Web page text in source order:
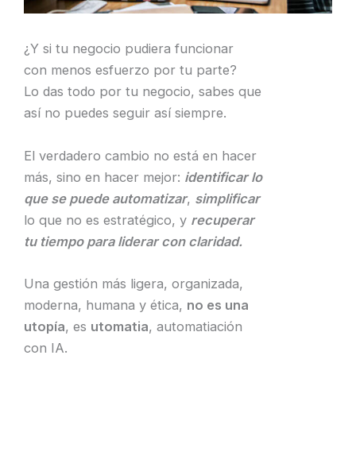
¿Y si tu negocio pudiera funcionar
con menos esfuerzo por tu parte?
Lo das todo por tu negocio, sabes que
así no puedes seguir así siempre.
El verdadero cambio no está en hacer
más, sino en hacer mejor: identificar lo
que se puede automatizar, simplificar
lo que no es estratégico, y recuperar
tu tiempo para liderar con claridad.
​Una gestión más ligera, organizada,
moderna, humana y ética, no es una
utopía, es utomatia, automatiación
con IA.